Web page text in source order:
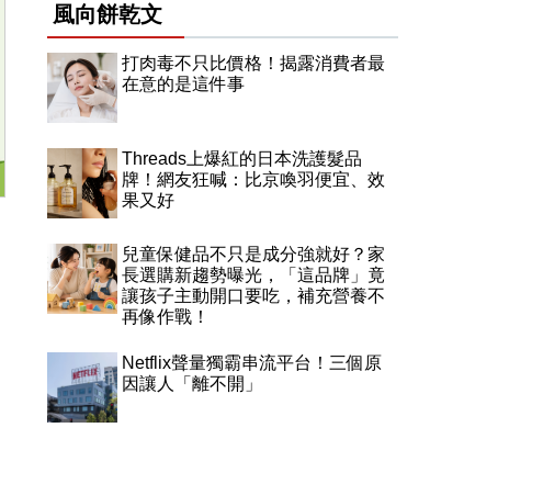
風向餅乾文
打肉毒不只比價格！揭露消費者最
在意的是這件事
Threads上爆紅的日本洗護髮品
牌！網友狂喊：比京喚羽便宜、效
果又好
兒童保健品不只是成分強就好？家
長選購新趨勢曝光，「這品牌」竟
讓孩子主動開口要吃，補充營養不
再像作戰！
Netflix聲量獨霸串流平台！三個原
因讓人「離不開」